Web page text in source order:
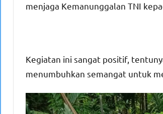
menjaga Kemanunggalan TNI
Kegiatan ini sangat positif,
menumbuhkan semangat untuk